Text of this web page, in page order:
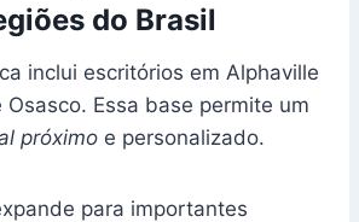
do Brasil
inclui escritórios em Alphaville
Essa base permite um
próximo e personalizado.
para importantes